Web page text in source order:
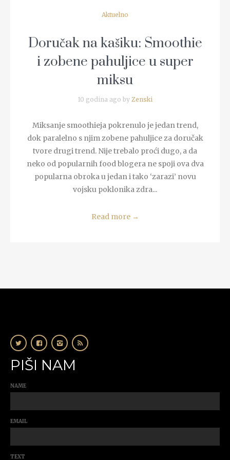
Aktuelno
Doručak na kašiku: Smoothie
i zobene pahuljice u super
miksu
10 godina ago by Zenski
Miksanje smoothieja pokrenulo je jedan trend,
dok paralelno s njim zobene pahuljice za doručak
tvore drugi trend. Nije trebalo proći dugo, a da
neko od popularnih food blogera ne spoji ova dva
popularna obroka u jedan i tako ‘zarazi’ novu
vojsku poklonika zdra...
Read more →
PIŠI NAM
NAME
EMAIL
TEXT